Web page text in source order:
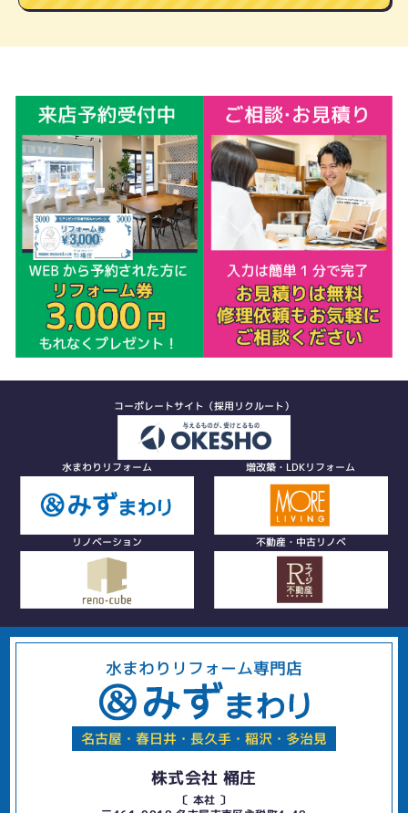
コーポレートサイト（採用リクルート）
水まわりリフォーム 増改築・LDKリフォーム
リノベーション 不動産・中古リノベ
水まわりリフォーム専門店
名古屋・春日井・長久手・稲沢・多治見
株式会社 桶庄
〔 本社 〕